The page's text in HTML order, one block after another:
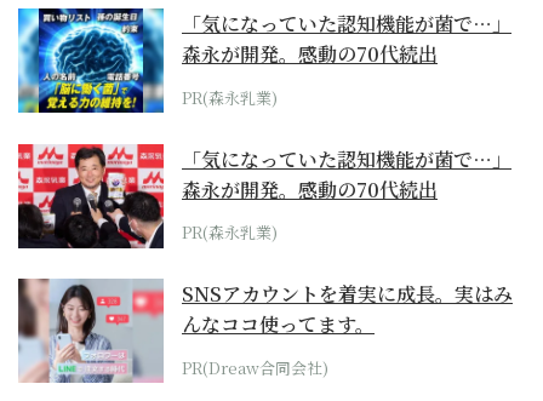
「気になっていた認知機能が菌で…」
森永が開発。感動の70代続出
PR(森永乳業)
「気になっていた認知機能が菌で…」
森永が開発。感動の70代続出
PR(森永乳業)
SNSアカウントを着実に成長。実はみ
んなココ使ってます。
PR(Dreaw合同会社)